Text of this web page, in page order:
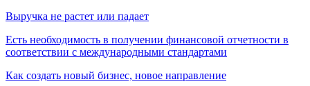
Выручка не растет или падает
Есть необходимость в получении финансовой отчетности в
соответствии с международными стандартами
Как создать новый бизнес, новое направление